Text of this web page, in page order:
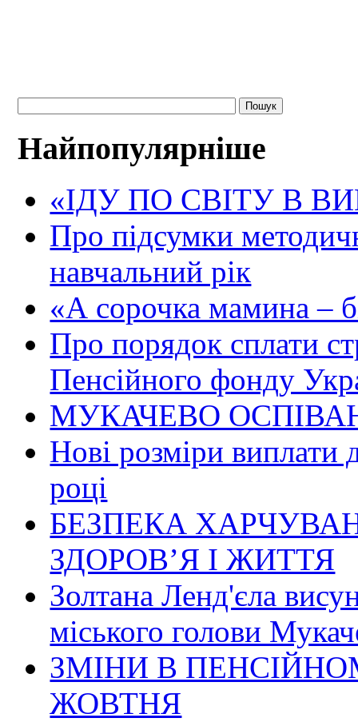
Найпопулярніше
«ІДУ ПО СВІТУ В
Про підсумки
навчальний рік
«А сорочка мамина –
Про порядок сплати
Пенсійного фонду
МУКАЧЕВО
Нові розміри виплати
році
БЕЗПЕКА
ЗДОРОВ’Я І ЖИТТЯ
Золтана Ленд'єла
міського голови
ЗМІНИ В
ЖОВТНЯ